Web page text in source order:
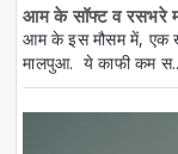
आम के सॉफ्ट व
आम के इस मौसम में, एक
मालपुआ. ये काफी कम